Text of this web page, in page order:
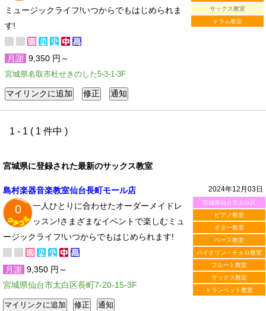
サックス教室
ドラム教室
ミュージックライフ!いつからでもはじめられま
す!
月謝 9,350 円～
宮城県名取市杜せきのした5-3-1-3F
1 - 1 ( 1 件中 )
宮城県に登録された最新のサックス教室
2024年12月03日
宮城県仙台市太白区
ピアノ教室
ギター教室
ベース教室
バイオリン・チェロ教室
フルート教室
サックス教室
トランペット教室
島村楽器音楽教室仙台長町モール店
0
一人ひとりに合わせたオーダーメイドレ
ッスン!さまざまなイベントで楽しむミュ
ージックライフ!いつからでもはじめられます!
月謝 9,350 円～
宮城県仙台市太白区長町7-20-15-3F